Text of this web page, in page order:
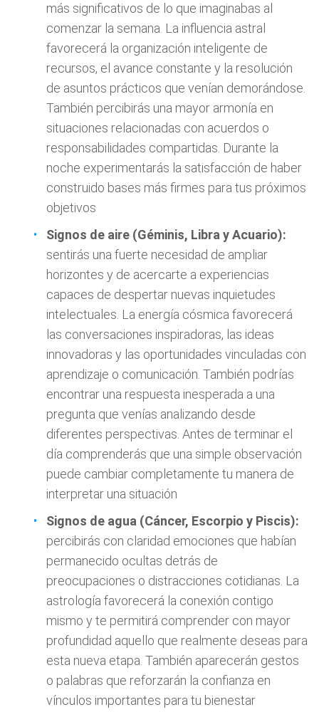
más significativos de lo que imaginabas al
comenzar la semana. La influencia astral
favorecerá la organización inteligente de
recursos, el avance constante y la resolución
de asuntos prácticos que venían demorándose.
También percibirás una mayor armonía en
situaciones relacionadas con acuerdos o
responsabilidades compartidas. Durante la
noche experimentarás la satisfacción de haber
construido bases más firmes para tus próximos
objetivos
Signos de aire (Géminis, Libra y Acuario):
sentirás una fuerte necesidad de ampliar
horizontes y de acercarte a experiencias
capaces de despertar nuevas inquietudes
intelectuales. La energía cósmica favorecerá
las conversaciones inspiradoras, las ideas
innovadoras y las oportunidades vinculadas con
aprendizaje o comunicación. También podrías
encontrar una respuesta inesperada a una
pregunta que venías analizando desde
diferentes perspectivas. Antes de terminar el
día comprenderás que una simple observación
puede cambiar completamente tu manera de
interpretar una situación
Signos de agua (Cáncer, Escorpio y Piscis):
percibirás con claridad emociones que habían
permanecido ocultas detrás de
preocupaciones o distracciones cotidianas. La
astrología favorecerá la conexión contigo
mismo y te permitirá comprender con mayor
profundidad aquello que realmente deseas para
esta nueva etapa. También aparecerán gestos
o palabras que reforzarán la confianza en
vínculos importantes para tu bienestar